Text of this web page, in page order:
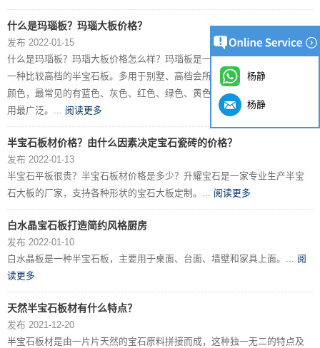
什么是玛瑙板？玛瑙大板价格？
发布 2022-01-15
什么是玛瑙板？玛瑙大板价格怎么样？玛瑙板是一种半宝石装饰材料，是
一种比较高档的半宝石板。多用于别墅、高档会所的装修。玛瑙板有多种
颜色，最常见的有蓝色、灰色、红色、绿色、黄色、紫色，蓝色玛瑙板应
用最广泛。... 阅读更多
半宝石板材价格？由什么因素决定宝石瓷砖的价格？
发布 2022-01-13
半宝石平板很贵？半宝石板材价格是多少？升耀宝石是一家专业生产半宝
石大板的厂家，支持各种形状的宝石大板定制。... 阅读更多
白水晶宝石板打造简约风格厨房
发布 2022-01-10
白水晶板是一种半宝石板，主要用于桌面、台面、墙壁和家具上面。... 阅
读更多
天然半宝石板材有什么特点？
发布 2021-12-20
半宝石板材是由一片片天然的宝石原料拼接而成，这种独一无二的特点及
杨静
杨静